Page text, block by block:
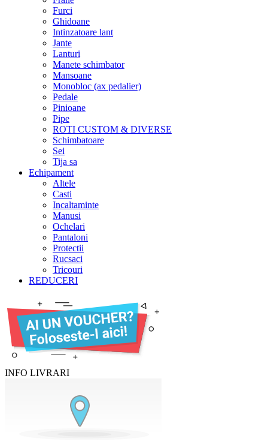
Furci
Ghidoane
Intinzatoare lant
Jante
Lanturi
Manete schimbator
Mansoane
Monobloc (ax pedalier)
Pedale
Pinioane
Pipe
ROTI CUSTOM & DIVERSE
Schimbatoare
Sei
Tija sa
Echipament
Altele
Casti
Incaltaminte
Manusi
Ochelari
Pantaloni
Protectii
Rucsaci
Tricouri
REDUCERI
INFO LIVRARI